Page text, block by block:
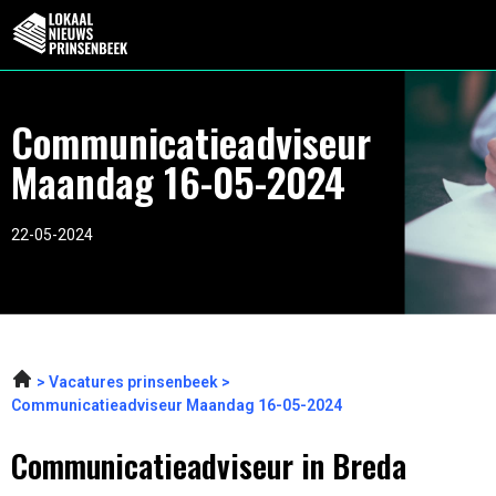
Communicatieadviseur
Maandag 16-05-2024
22-05-2024
Vacatures prinsenbeek
Communicatieadviseur Maandag 16-05-2024
Communicatieadviseur in Breda